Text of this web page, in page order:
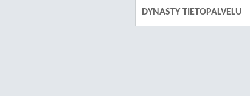
DYNASTY TIETOPALVELU